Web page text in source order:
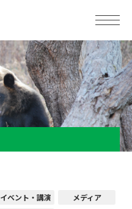
イベント・講演
メディア